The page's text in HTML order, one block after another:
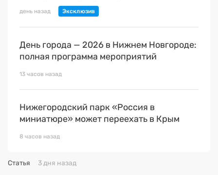
день назад
День города — 2026 в Нижнем Новгороде:
полная программа мероприятий
13 часов назад
Нижегородский парк «Россия в
миниатюре» может переехать в Крым
8 часов назад
Статья 3 дня назад